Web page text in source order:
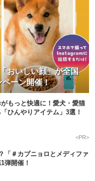
おいしい顔」が全国
ペーン開催！
もっと快適に！愛犬・愛猫
ひんやりアイテム」3選！
<PR>
「＃カブニョロとメディファ
弾開催！